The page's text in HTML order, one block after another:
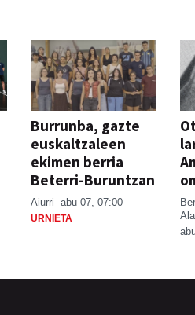
Burrunba, gazte
euskaltzaleen
ekimen berria
Beterri-Buruntzan
Aiurri abu 07, 07:00
URNIETA